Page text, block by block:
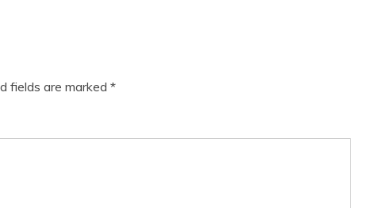
fields are marked *